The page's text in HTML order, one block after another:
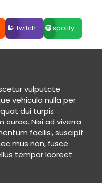
twitch spotify
vulputate
vehicula nulla per
dui turpis
Nisi ad viverra
facilisi, suscipit
mus non, fusce
tempor laoreet.